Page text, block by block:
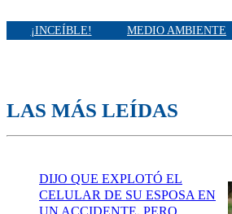
¡INCEÍBLE! MEDIO AMBIENTE
LAS MÁS LEÍDAS
DIJO QUE EXPLOTÓ EL
CELULAR DE SU ESPOSA EN
UN ACCIDENTE, PERO